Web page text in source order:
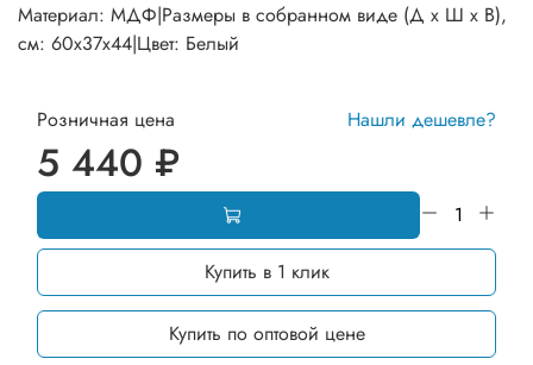
Материал: МДФ|Размеры в собранном виде (Д х Ш х В),
см: 60х37х44|Цвет: Белый
Розничная цена Нашли дешевле?
5 440 ₽
Купить в 1 клик
Купить по оптовой цене